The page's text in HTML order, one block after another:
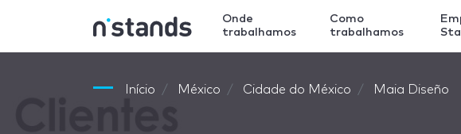
Onde
trabalhamos
Como
trabalhamos
Início México Cidade do México Maia Diseño